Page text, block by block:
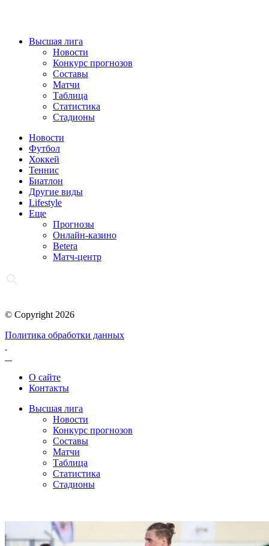
Высшая лига
Новости
Конкурс прогнозов
Составы
Матчи
Таблица
Статистика
Стадионы
Новости
Футбол
Хоккей
Теннис
Биатлон
Другие виды
Lifestyle
Еще
Прогнозы
Онлайн-казино
Betera
Матч-центр
© Copyright 2026
Политика обработки данных
О сайте
Контакты
Высшая лига
Новости
Конкурс прогнозов
Составы
Матчи
Таблица
Статистика
Стадионы